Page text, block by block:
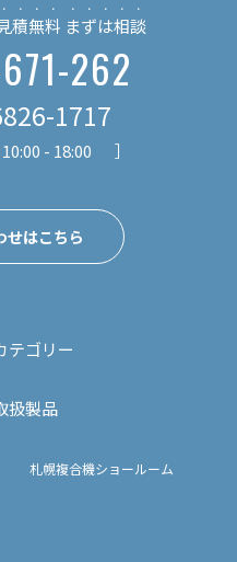
見積無料
・・・・
まずは相談
・・・・・
262
1717
- 18:00 ］
せはこちら
テゴリー
扱製品
札幌複合機ショールーム